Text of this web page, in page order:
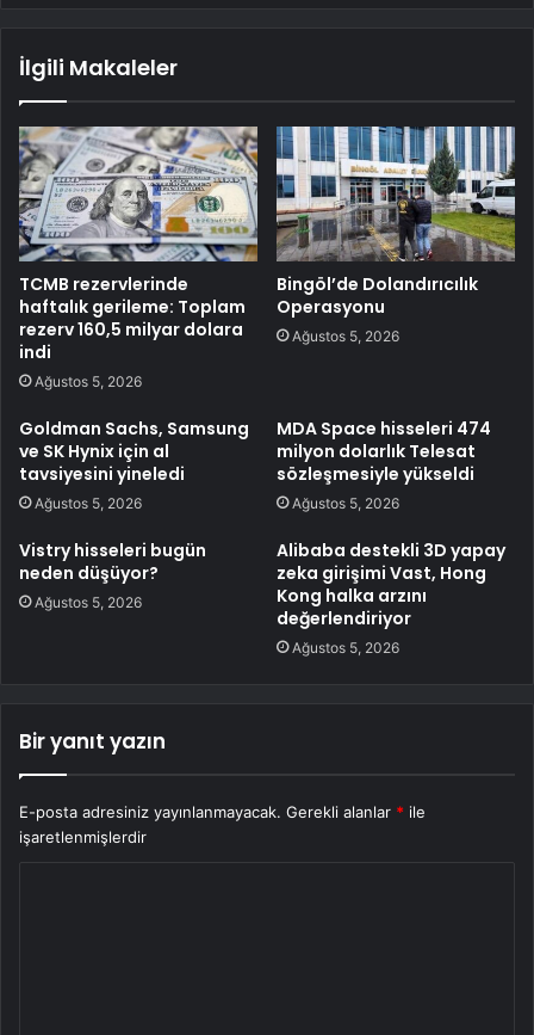
İlgili Makaleler
TCMB rezervlerinde
haftalık gerileme: Toplam
rezerv 160,5 milyar dolara
indi
Ağustos 5, 2026
Bingöl’de Dolandırıcılık
Operasyonu
Ağustos 5, 2026
Goldman Sachs, Samsung
ve SK Hynix için al
tavsiyesini yineledi
Ağustos 5, 2026
MDA Space hisseleri 474
milyon dolarlık Telesat
sözleşmesiyle yükseldi
Ağustos 5, 2026
Vistry hisseleri bugün
neden düşüyor?
Ağustos 5, 2026
Alibaba destekli 3D yapay
zeka girişimi Vast, Hong
Kong halka arzını
değerlendiriyor
Ağustos 5, 2026
Bir yanıt yazın
E-posta adresiniz yayınlanmayacak. Gerekli alanlar * ile
işaretlenmişlerdir